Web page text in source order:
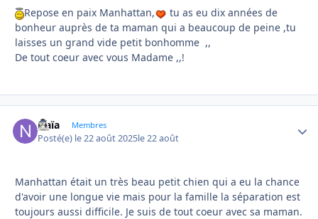
Repose en paix Manhattan,
tu as eu dix années de
bonheur auprès de ta maman qui a beaucoup de peine ,tu
laisses un grand vide petit bonhomme ,,
De tout coeur avec vous Madame ,,!
Naïa Membres
Posté(e) le 22 août 2025le 22 août
Manhattan était un très beau petit chien qui a eu la chance
d'avoir une longue vie mais pour la famille la séparation est
toujours aussi difficile. Je suis de tout coeur avec sa maman.